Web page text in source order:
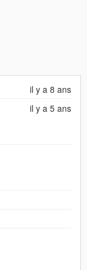
il y a 8 ans
il y a 5 ans